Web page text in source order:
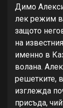
Димо
лек режим в
защото
на
именно в
волана.
решетките,
изглежда
присъда,